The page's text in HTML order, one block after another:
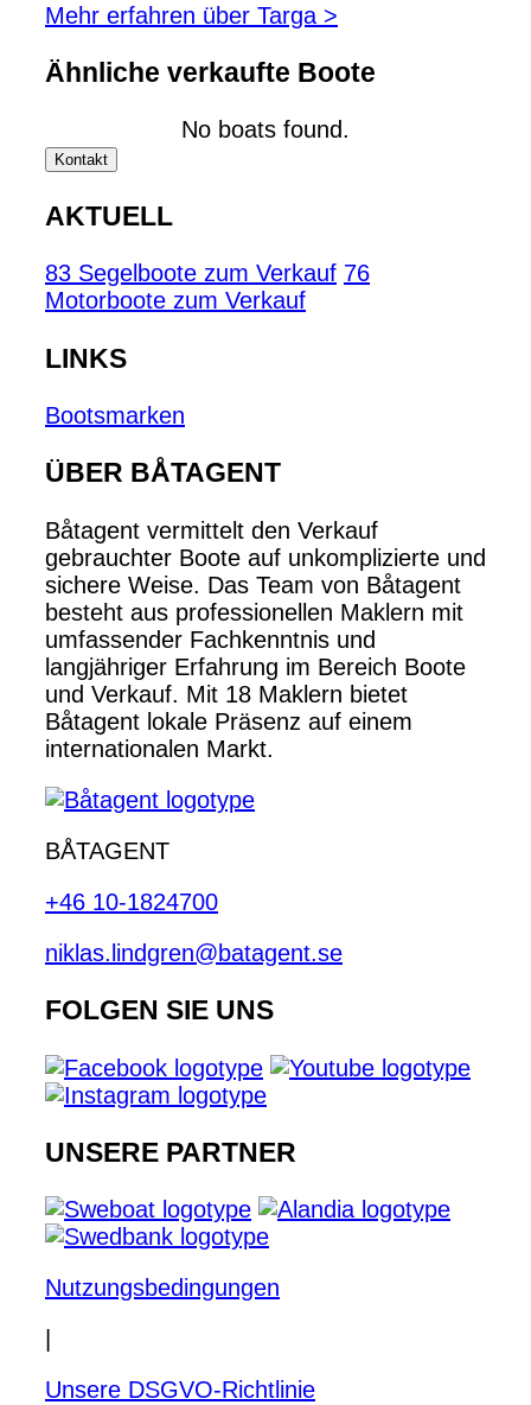
Mehr erfahren über Targa >
Ähnliche verkaufte Boote
No boats found.
Kontakt
AKTUELL
83 Segelboote zum Verkauf 76
Motorboote zum Verkauf
LINKS
Bootsmarken
ÜBER BÅTAGENT
Båtagent vermittelt den Verkauf
gebrauchter Boote auf unkomplizierte und
sichere Weise. Das Team von Båtagent
besteht aus professionellen Maklern mit
umfassender Fachkenntnis und
langjähriger Erfahrung im Bereich Boote
und Verkauf. Mit 18 Maklern bietet
Båtagent lokale Präsenz auf einem
internationalen Markt.
BÅTAGENT
+46 10-1824700
niklas.lindgren@batagent.se
FOLGEN SIE UNS
UNSERE PARTNER
Nutzungsbedingungen
Unsere DSGVO-Richtlinie